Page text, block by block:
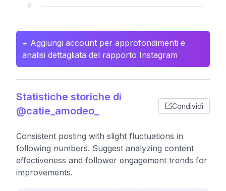
+ Aggiungi account per approfondimenti e
analisi dettagliata del rapporto Instagram
Statistiche storiche di
@catie_amodeo_
Condividi
Consistent posting with slight fluctuations in
following numbers. Suggest analyzing content
effectiveness and follower engagement trends for
improvements.